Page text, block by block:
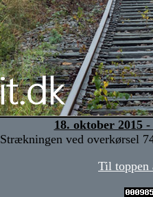
18. oktober 2015
Strækningen ved overkørsel
Til toppen